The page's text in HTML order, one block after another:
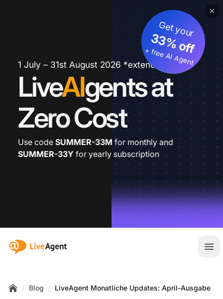
1 July – 31st August 2026 *extended
LiveAIgents at
Zero Cost
Get your
33% off
+ free AI Agent
Use code SUMMER-33M for monthly and
SUMMER-33Y for yearly subscription
:site.title
/ Blog / LiveAgent Monatliche Updates: April-Ausgabe